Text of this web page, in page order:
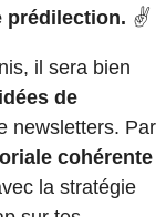
prédilection. ✌️
il sera bien
de
newsletters. Par
cohérente
la stratégie